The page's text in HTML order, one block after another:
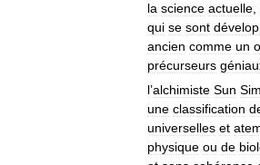
la science actuelle
qui se sont
ancien comme un
précurseurs
l’alchimiste Sun
une classification
universelles et
physique ou de